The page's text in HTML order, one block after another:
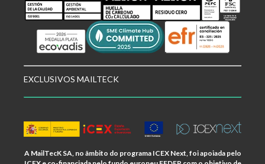
EXCLUSIVOS MAILTECK
A MailTecK SA, no âmbito do programa ICEX Next, foi apoiada pelo